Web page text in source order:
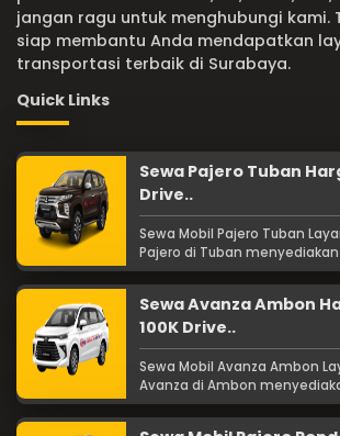
jangan ragu untuk menghubungi kami.
siap membantu Anda mendapatkan
transportasi terbaik di Surabaya.
Quick Links
Sewa Pajero Tuban
Drive..
Sewa Mobil Pajero Tuban
Pajero di Tuban menyediakan
Sewa Avanza Ambon
100K Drive..
Sewa Mobil Avanza Ambon
Avanza di Ambon